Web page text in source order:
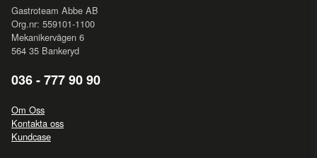
Gastroteam Abbe AB
Org.nr: 559101-1100
Mekanikervägen 6
564 35 Bankeryd
036 - 777 90 90
Om Oss
Kontakta oss
Kundcase